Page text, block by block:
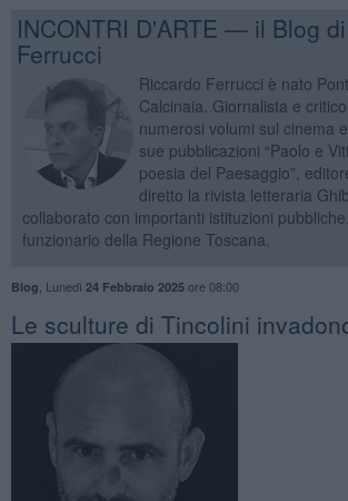
INCONTRI D'ARTE — il Blog
Ferrucci
Riccardo Ferrucci è nato
Calcinaia. Giornalista e
numerosi volumi sul cinema
sue pubblicazioni “Paolo e
poesia del Paesaggio”,
diretto la rivista letteraria
collaborato con importanti istituzioni
funzionario della Regione Toscana.
Blog Lunedì 24 Febbraio 2025ore 08:00
​Le sculture di Tincolini